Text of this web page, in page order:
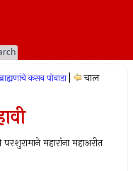
ब्राह्मणांचे कसब पोवाडा
चाल
परशुरामाने महारांना महाअरीत